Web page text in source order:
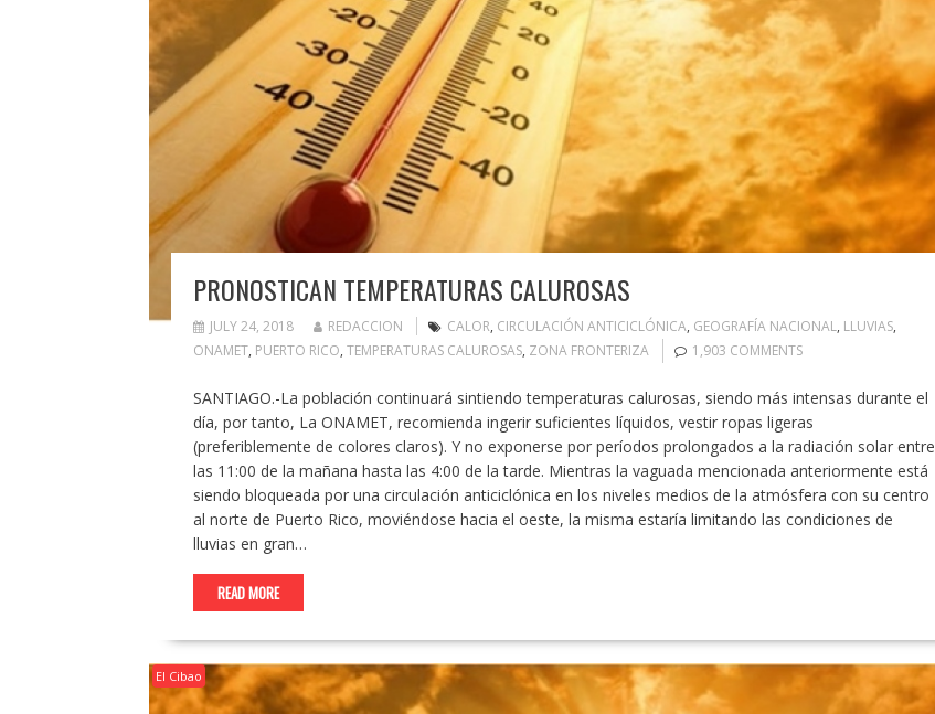
PRONOSTICAN TEMPERATURAS CALUROSAS
JULY 24, 2018 REDACCION CALOR, CIRCULACIÓN ANTICICLÓNICA, GEOGRAFÍA NACIONAL, LLUVIAS,
ONAMET, PUERTO RICO, TEMPERATURAS CALUROSAS, ZONA FRONTERIZA 1,903 COMMENTS
SANTIAGO.-La población continuará sintiendo temperaturas calurosas, siendo más intensas durante el
día, por tanto, La ONAMET, recomienda ingerir suficientes líquidos, vestir ropas ligeras
(preferiblemente de colores claros). Y no exponerse por períodos prolongados a la radiación solar entre
las 11:00 de la mañana hasta las 4:00 de la tarde. Mientras la vaguada mencionada anteriormente está
siendo bloqueada por una circulación anticiclónica en los niveles medios de la atmósfera con su centro
al norte de Puerto Rico, moviéndose hacia el oeste, la misma estaría limitando las condiciones de
lluvias en gran…
READ MORE
El Cibao